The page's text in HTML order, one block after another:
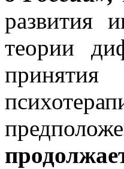
развития
теории
принятия